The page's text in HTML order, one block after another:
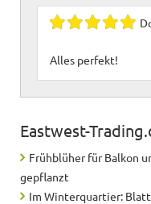
Alles perfekt!
Eastwest-
Frühblüher für Balkon
gepflanzt
Im Winterquartier: